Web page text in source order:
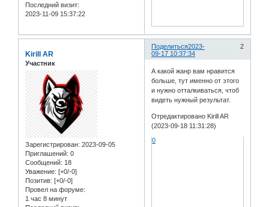
Последний визит:
2023-11-09 15:37:22
Поделиться 2
2023-
09-17 10:37:34
Kirill AR
Участник
Зарегистрирован: 2023-09-05
Приглашений: 0
Сообщений: 18
Уважение: [+0/-0]
Позитив: [+0/-0]
Провел на форуме:
1 час 8 минут
А какой жанр вам нравится
больше, тут именно от этого
и нужно отталкиваться, чтоб
видеть нужный результат.
Отредактировано Kirill AR
(2023-09-18 11:31:28)
0